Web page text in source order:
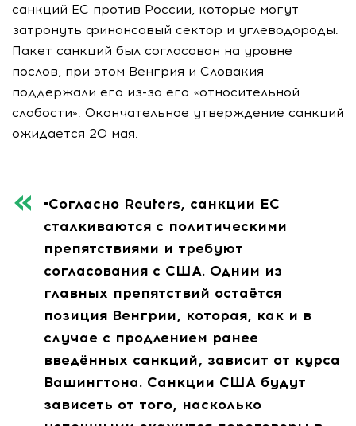
санкций ЕС против России, которые могут
затронуть финансовый сектор и углеводороды.
Пакет санкций был согласован на уровне
послов, при этом Венгрия и Словакия
поддержали его из-за его «относительной
слабости». Окончательное утверждение санкций
ожидается 20 мая.
▪️Согласно Reuters, санкции ЕС
сталкиваются с политическими
препятствиями и требуют
согласования с США. Одним из
главных препятствий остаётся
позиция Венгрии, которая, как и в
случае с продлением ранее
введённых санкций, зависит от курса
Вашингтона. Санкции США будут
зависеть от того, насколько